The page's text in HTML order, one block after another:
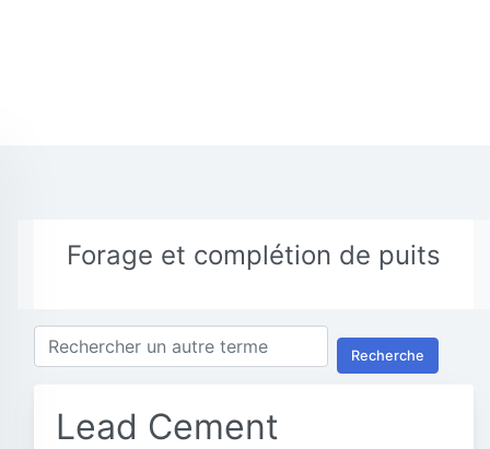
Forage et complétion de puits
Recherche
Lead Cement